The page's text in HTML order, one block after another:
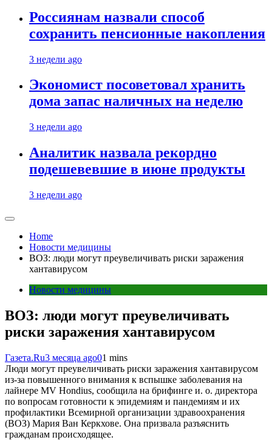
Россиянам назвали способ
сохранить пенсионные накопления
3 недели ago
Экономист посоветовал хранить
дома запас наличных на неделю
3 недели ago
Аналитик назвала рекордно
подешевевшие в июне продукты
3 недели ago
Home
Новости медицины
ВОЗ: люди могут преувеличивать риски заражения
хантавирусом
Новости медицины
ВОЗ: люди могут преувеличивать
риски заражения хантавирусом
Газета.Ru3 месяца ago01 mins
Люди могут преувеличивать риски заражения хантавирусом
из-за повышенного внимания к вспышке заболевания на
лайнере MV Hondius, сообщила на брифинге и. о. директора
по вопросам готовности к эпидемиям и пандемиям и их
профилактики Всемирной организации здравоохранения
(ВОЗ) Мария Ван Керкхове. Она призвала разъяснить
гражданам происходящее.